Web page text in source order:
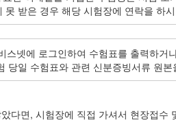
못 받은 경우 해당 시험장에 연락을 하
스넷에 로그인하여 수험표를 출력하거
당일 수험표와 관련 신분증빙서류 원
다면, 시험장에 직접 가셔서 현장접수